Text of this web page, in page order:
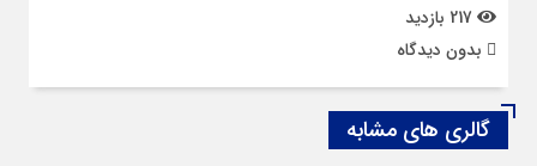
بدون دیدگاه
گالری های مشابه